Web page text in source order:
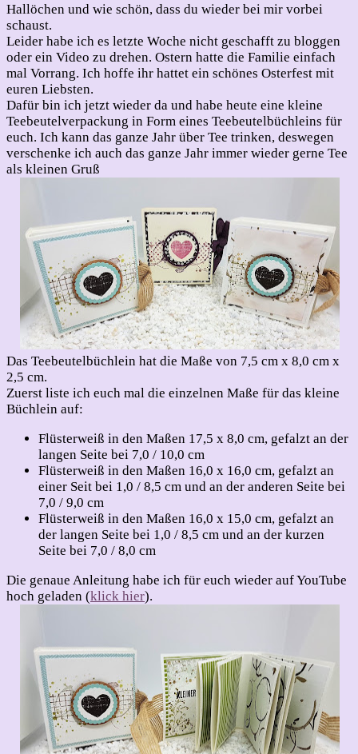
Hallöchen und wie schön, dass du wieder bei mir vorbei
schaust.
Leider habe ich es letzte Woche nicht geschafft zu bloggen
oder ein Video zu drehen. Ostern hatte die Familie einfach
mal Vorrang. Ich hoffe ihr hattet ein schönes Osterfest mit
euren Liebsten.
Dafür bin ich jetzt wieder da und habe heute eine kleine
Teebeutelverpackung in Form eines Teebeutelbüchleins für
euch. Ich kann das ganze Jahr über Tee trinken, deswegen
verschenke ich auch das ganze Jahr immer wieder gerne Tee
als kleinen Gruß
Das Teebeutelbüchlein hat die Maße von 7,5 cm x 8,0 cm x
2,5 cm.
Zuerst liste ich euch mal die einzelnen Maße für das kleine
Büchlein auf:
Flüsterweiß in den Maßen 17,5 x 8,0 cm, gefalzt an der
langen Seite bei 7,0 / 10,0 cm
Flüsterweiß in den Maßen 16,0 x 16,0 cm, gefalzt an
einer Seit bei 1,0 / 8,5 cm und an der anderen Seite bei
7,0 / 9,0 cm
Flüsterweiß in den Maßen 16,0 x 15,0 cm, gefalzt an
der langen Seite bei 1,0 / 8,5 cm und an der kurzen
Seite bei 7,0 / 8,0 cm
Die genaue Anleitung habe ich für euch wieder auf YouTube
hoch geladen (klick hier).